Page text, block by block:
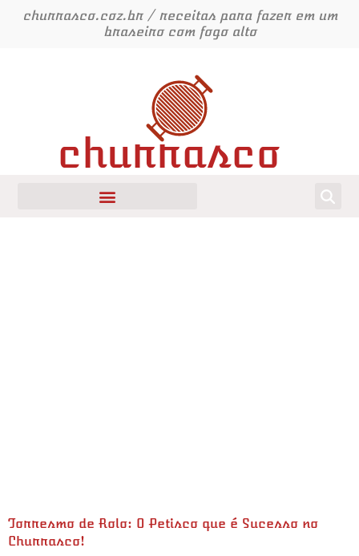
churrasco.coz.br / receitas para fazer em um
braseiro com fogo alto
churrasco
Torresmo de Rolo: O Petisco que é Sucesso no
Churrasco!